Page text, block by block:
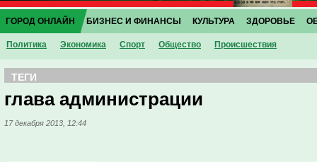
ГОРОД ОНЛАЙН
Политика Экономика Спорт Общество Проиcшествия
БИЗНЕС И ФИНАНСЫ КУЛЬТУРА ЗДОРОВЬЕ
ТЕГИ
глава администрации
17 декабря 2013, 12:44